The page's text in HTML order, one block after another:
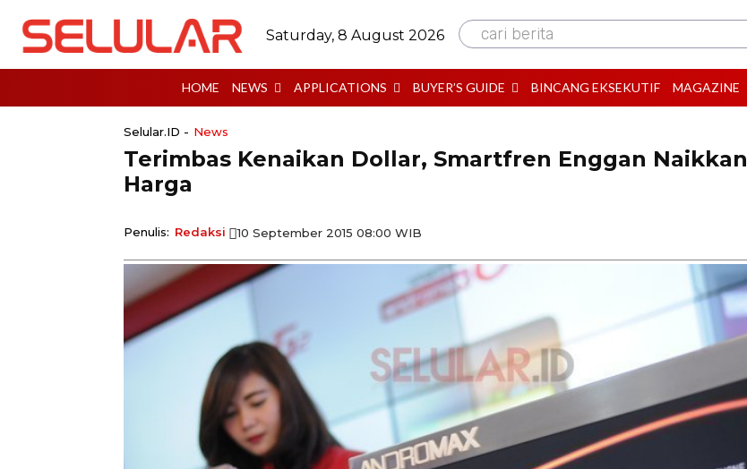
Saturday, 8 August 2026 cari berita
HOME NEWS APPLICATIONS BUYER’S GUIDE BINCANG EKSEKUTIF MAGAZINE
Selular.ID - News
Terimbas Kenaikan Dollar, Smartfren Enggan Naikkan
Harga
Penulis: Redaksi 10 September 2015 08:00 WIB